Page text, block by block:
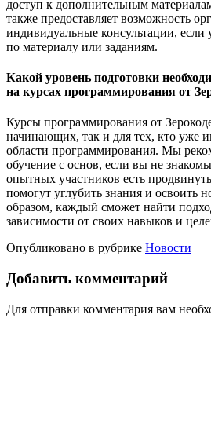
доступ к дополнительным
также предоставляет возможность
индивидуальные консультации,
по материалу или заданиям.
Какой уровень подготовки
на курсах программирования от
Курсы программирования от
начинающих, так и для тех, кто уже
области программирования. Мы
обучение с основ, если вы не
опытных участников есть
помогут углубить знания и освоить
образом, каждый сможет найти
зависимости от своих навыков и
Опубликовано в рубрике Новости
Добавить комментарий
Для отправки комментария вам